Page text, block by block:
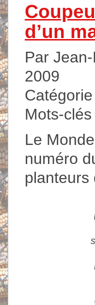
d’un
Par
2009
Catégorie
Mots-clés
Le
numéro
planteurs